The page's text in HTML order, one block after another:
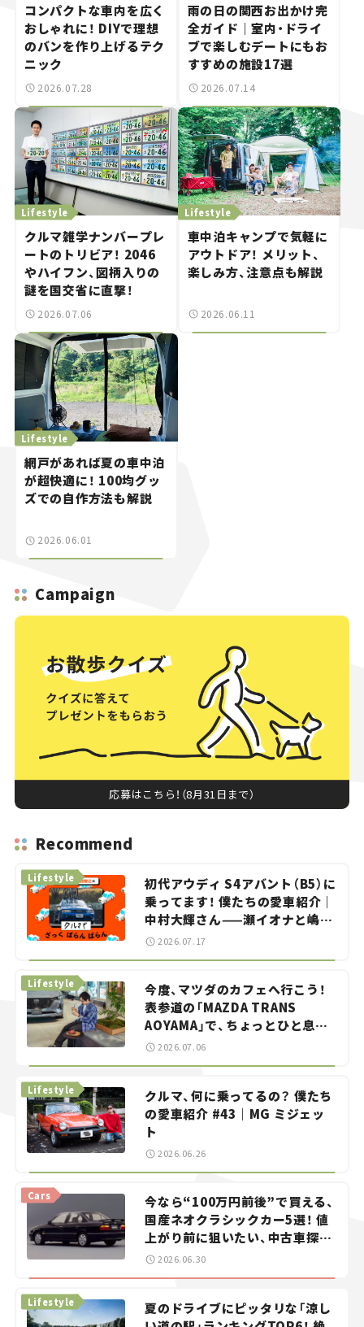
コンパクトな車内を広く
おしゃれに！ DIYで理想
のバンを作り上げるテク
ニック
2026.07.28
雨の日の関西お出かけ完
全ガイド｜室内・ドライ
ブで楽しむデートにもお
すすめの施設17選
2026.07.14
Lifestyle
クルマ雑学ナンバープレ
ートのトリビア！ 2046
やハイフン、図柄入りの
謎を国交省に直撃！
2026.07.06
Lifestyle
車中泊キャンプで気軽に
アウトドア！ メリット、
楽しみ方、注意点も解説
2026.06.11
Lifestyle
網戸があれば夏の車中泊
が超快適に！ 100均グッ
ズでの自作方法も解説
2026.06.01
Campaign
応募はこちら！（8月31日まで）
Recommend
初代アウディ S4アバント（B5）に
乗ってます！ 僕たちの愛車紹介｜
中村大輝さん——瀬イオナと嶋田
智之の「クルマでざっくばらんば
Lifestyle
2026.07.17
今度、マツダのカフェへ行こう！
表参道の「MAZDA TRANS
AOYAMA」で、ちょっとひと息。
——連載｜CCGとクルマでどうす
Lifestyle
2026.07.06
クルマ、何に乗ってるの？ 僕たち
の愛車紹介 #43｜MG ミジェッ
ト
Lifestyle
2026.06.26
今なら“100万円前後”で買える、
国産ネオクラシックカー5選！ 値
上がり前に狙いたい、中古車探し
をお手伝い――ちょっとイケてるマ
Cars
2026.06.30
夏のドライブにピッタリな「涼し
Lifestyle